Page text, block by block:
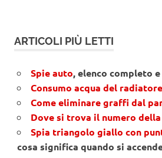
ARTICOLI PIÙ LETTI
Spie auto, elenco completo
Consumo acqua del
Come eliminare graffi dal
Dove si trova il numero
Spia triangolo giallo con
cosa significa quando si